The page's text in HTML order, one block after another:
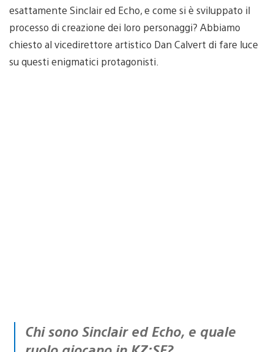
esattamente Sinclair ed Echo, e come si è sviluppato il
processo di creazione dei loro personaggi? Abbiamo
chiesto al vicedirettore artistico Dan Calvert di fare luce
su questi enigmatici protagonisti.
Chi sono Sinclair ed Echo, e quale